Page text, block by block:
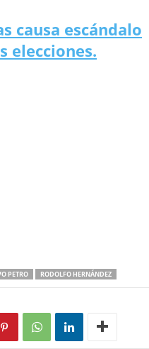
causa escándalo
elecciones.
PETRO RODOLFO HERNÁNDEZ